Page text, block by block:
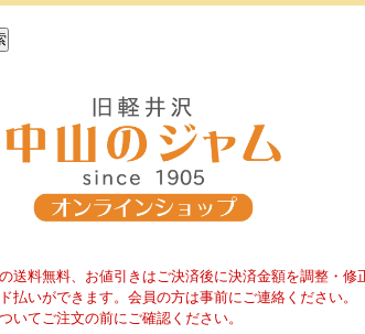
送料無料、お値引きはご決済後に決済金額を調整・修
払いができます。会員の方は事前にご連絡ください。
いてご注文の前にご確認ください。